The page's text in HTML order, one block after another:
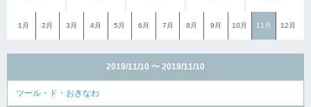
1月 2月 3月 4月 5月 6月 7月 8月 9月 10月 11月 12月
2019/11/10 〜 2019/11/10
ツール・ド・おきなわ